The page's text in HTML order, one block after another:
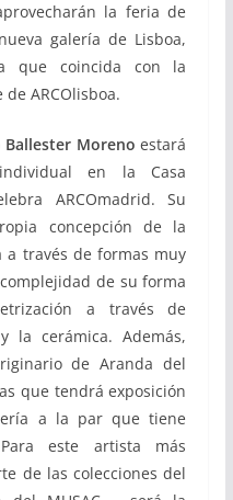
la feria de
galería de Lisboa,
que coincida con la
ARCOlisboa.
Moreno estará
en la Casa
ARCOmadrid. Su
concepción de la
través de formas muy
de su forma
a través de
la cerámica. Además,
de Aranda del
que tendrá exposición
a la par que tiene
este artista más
de las colecciones del